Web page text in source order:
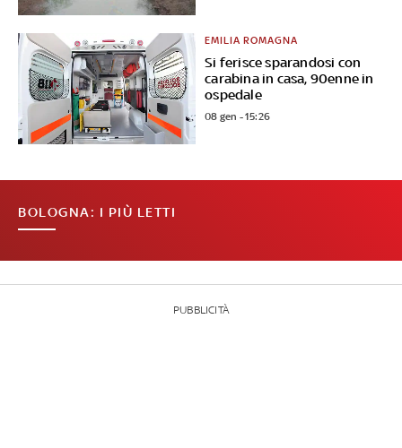
Si ferisce sparandosi con
carabina in casa, 90enne in
ospedale
EMILIA ROMAGNA
08 gen - 15:26
BOLOGNA: I PIÙ LETTI
PUBBLICITÀ